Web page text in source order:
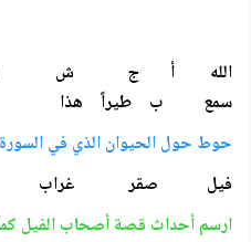
الله أ ج ش
سمع ب طيراً هذا
حوط حول الحيوان الذي في السورة
فيل صقر غراب
ارسم أحداث قصة أصحاب الفيل